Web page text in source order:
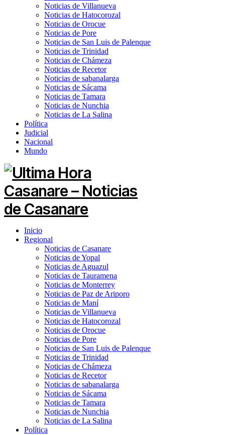
Noticias de Villanueva
Noticias de Hatocorozal
Noticias de Orocue
Noticias de Pore
Noticias de San Luis de Palenque
Noticias de Trinidad
Noticias de Chámeza
Noticias de Recetor
Noticias de sabanalarga
Noticias de Sácama
Noticias de Tamara
Noticias de Nunchia
Noticias de La Salina
Política
Judicial
Nacional
Mundo
Inicio
Regional
Noticias de Casanare
Noticias de Yopal
Noticias de Aguazul
Noticias de Tauramena
Noticias de Monterrey
Noticias de Paz de Ariporo
Noticias de Maní
Noticias de Villanueva
Noticias de Hatocorozal
Noticias de Orocue
Noticias de Pore
Noticias de San Luis de Palenque
Noticias de Trinidad
Noticias de Chámeza
Noticias de Recetor
Noticias de sabanalarga
Noticias de Sácama
Noticias de Tamara
Noticias de Nunchia
Noticias de La Salina
Política